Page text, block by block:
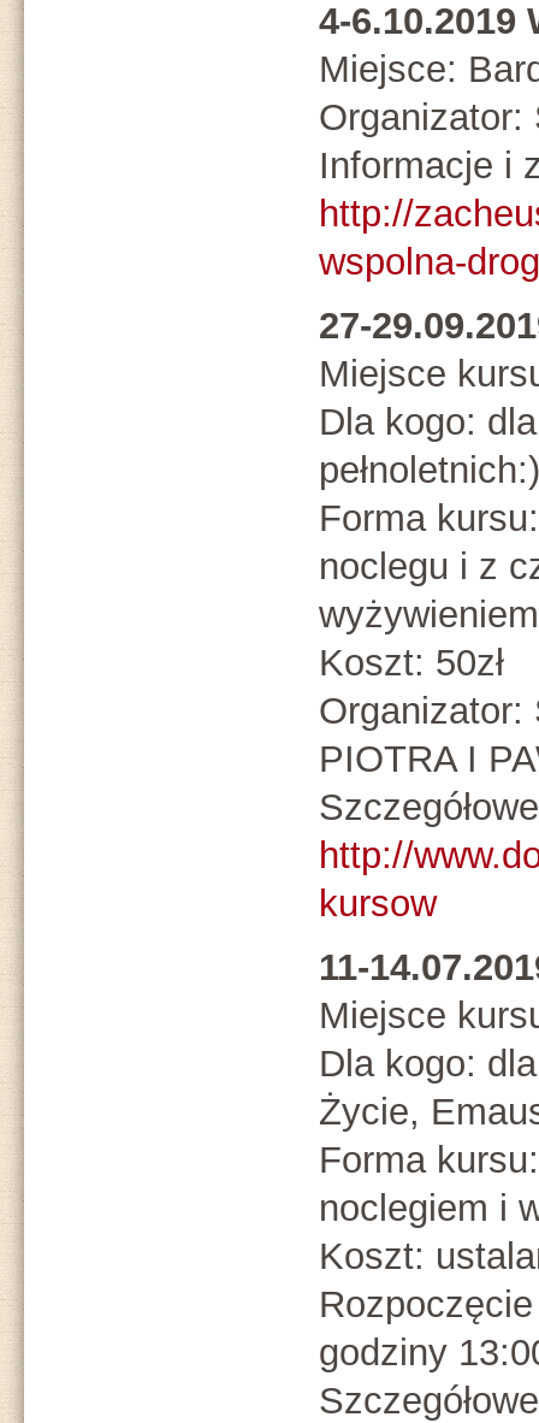
4-6.10.2019
Miejsce:
Organizator:
Informacje i
http://
wspolna-
27-
Miejsce
Dla kogo:
pełnoletnich:)
Forma
noclegu i z
wyżywieniem
Koszt: 50zł
Organizator:
PIOTRA I
http://
kursow
11-
Miejsce
Dla kogo:
Życie,
Forma
noclegiem i
Koszt:
godziny